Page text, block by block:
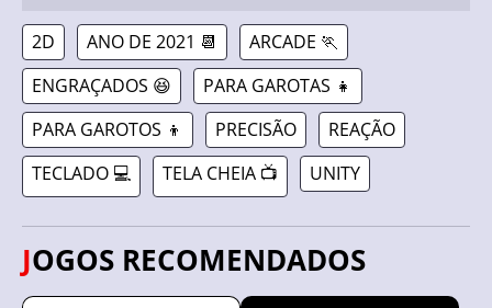
2D ANO DE 2021 📆
ARCADE 🏃
ENGRAÇADOS 😆
PARA GAROTAS 👧
PARA GAROTOS 👦
PRECISÃO
REAÇÃO
TECLADO 💻
TELA CHEIA 📺 UNITY
JOGOS RECOMENDADOS